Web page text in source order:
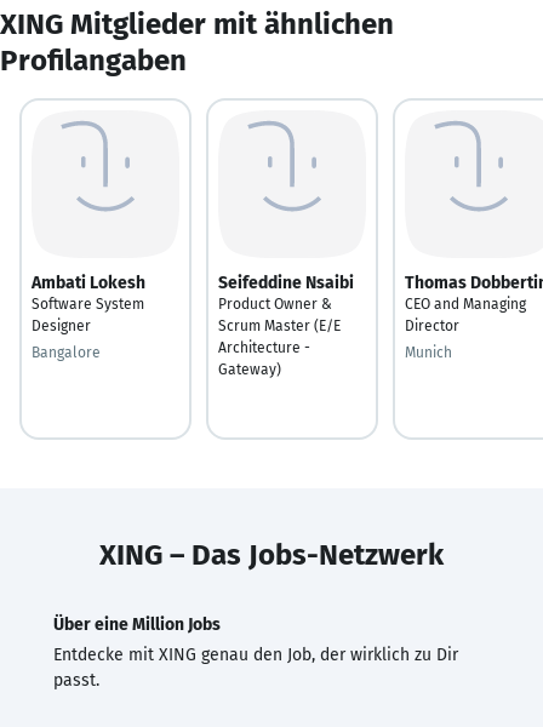
XING Mitglieder mit ähnlichen
Profilangaben
Ambati Lokesh
Software System
Designer
Bangalore
Seifeddine Nsaibi
Product Owner &
Scrum Master (E/E
Architecture -
Gateway)
Thomas
CEO and Managing
Director
Munich
XING – Das Jobs-Netzwerk
Über eine Million Jobs
Entdecke mit XING genau den Job, der wirklich zu Dir
passt.